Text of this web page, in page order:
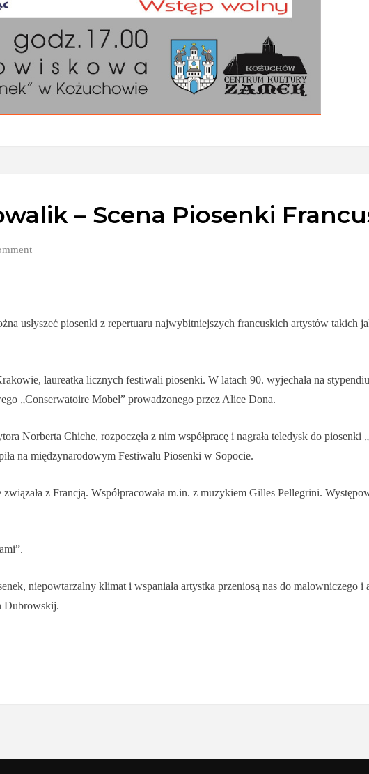
– Scena Piosenki
usłyszeć piosenki z repertuaru najwybitniejszych francuskich artystów takich
laureatka licznych festiwali piosenki. W latach 90. wyjechała na
„Conserwatoire Mobel” prowadzonego przez Alice Dona.
Norberta Chiche, rozpoczęła z nim współpracę i nagrała teledysk do piosenki
na międzynarodowym Festiwalu Piosenki w Sopocie.
z Francją. Współpracowała m.in. z muzykiem Gilles Pellegrini.
niepowtarzalny klimat i wspaniała artystka przeniosą nas do malowniczego
Dubrowskij.